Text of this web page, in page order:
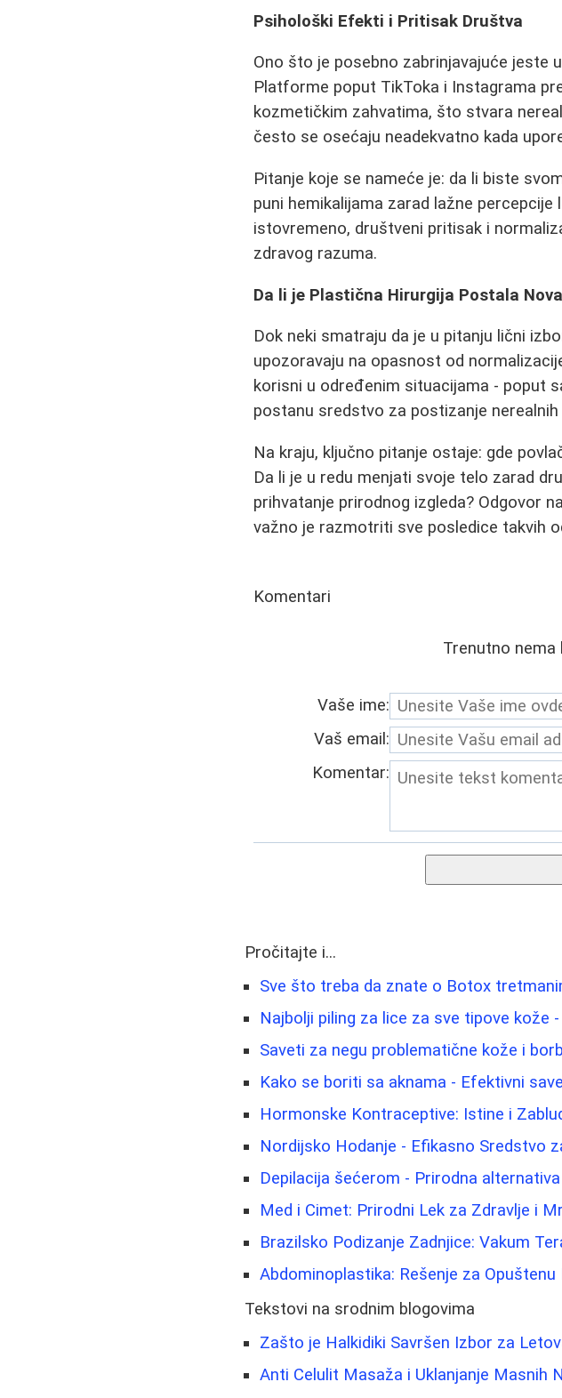
Psihološki Efekti i Pritisak Društva
Ono što je posebno zabrinjavajuće jeste
Platforme poput TikToka i Instagrama
kozmetičkim zahvatima, što stvara
često se osećaju neadekvatno kada
Pitanje koje se nameće je: da li biste
puni hemikalijama zarad lažne
istovremeno, društveni pritisak i
zdravog razuma.
Da li je Plastična Hirurgija Postala
Dok neki smatraju da je u pitanju lični
upozoravaju na opasnost od
korisni u određenim situacijama - poput
postanu sredstvo za postizanje
Na kraju, ključno pitanje ostaje: gde
Da li je u redu menjati svoje telo zarad
prihvatanje prirodnog izgleda? Odgovor
važno je razmotriti sve posledice takvih
Komentari
Trenutno nema
Vaše ime:
Vaš email:
Komentar:
Pročitajte i...
Sve što treba da znate o Botox
Najbolji piling za lice za sve tipove kože
Saveti za negu problematične kože i
Kako se boriti sa aknama - Efektivni
Hormonske Kontraceptive: Istine i
Nordijsko Hodanje - Efikasno Sredstvo
Depilacija šećerom - Prirodna
Med i Cimet: Prirodni Lek za Zdravlje i
Brazilsko Podizanje Zadnjice: Vakum
Abdominoplastika: Rešenje za
Tekstovi na srodnim blogovima
Zašto je Halkidiki Savršen Izbor za
Anti Celulit Masaža i Uklanjanje Masnih